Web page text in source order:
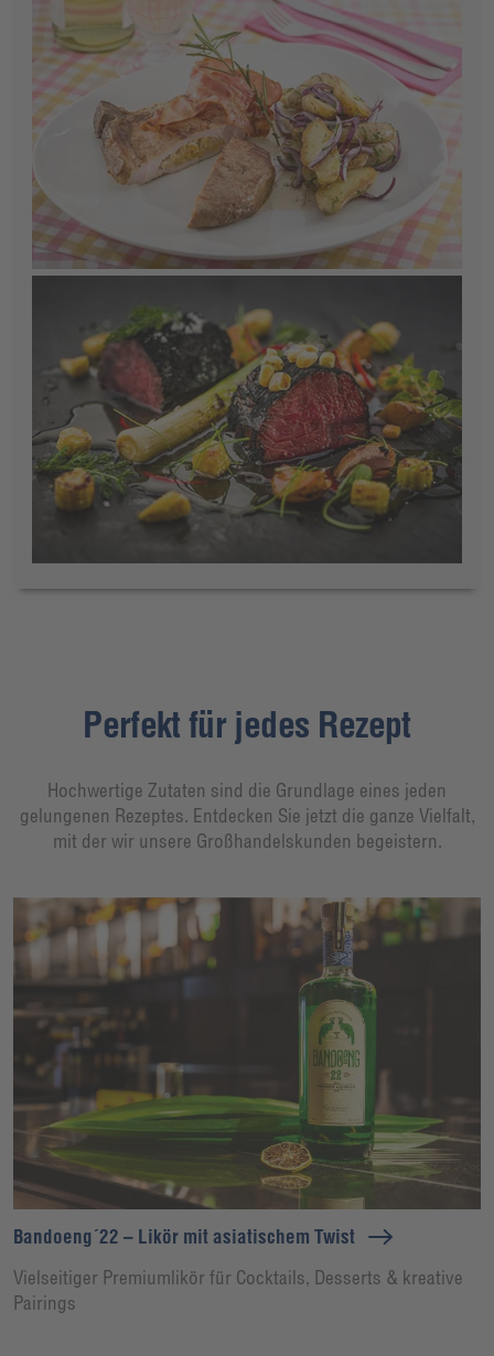
Perfekt für jedes Rezept
Hochwertige Zutaten sind die Grundlage eines jeden
gelungenen Rezeptes. Entdecken Sie jetzt die ganze Vielfalt,
mit der wir unsere Großhandelskunden begeistern.
Bandoeng´22 – Likör mit asiatischem Twist
Vielseitiger Premiumlikör für Cocktails, Desserts & kreative
Pairings